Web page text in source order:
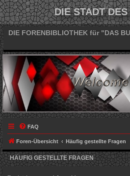
DIE STADT
DIE FORENBIBLIOTHEK für "DAS
FAQ
Foren-Übersicht Häufig gestellte Fragen
HÄUFIG GESTELLTE FRAGEN